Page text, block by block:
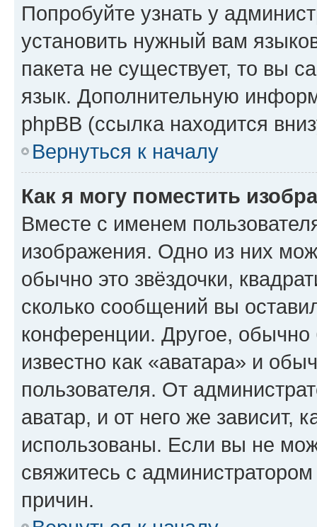
Попробуйте узнать у
установить нужный вам
пакета не существует, то вы
язык. Дополнительную
phpBB (ссылка находится
Вернуться к началу
Как я могу поместить
Вместе с именем
изображения. Одно из них
обычно это звёздочки,
сколько сообщений вы
конференции. Другое,
известно как «аватара» и
пользователя. От
аватар, и от него же зависит,
использованы. Если вы не
свяжитесь с
причин.